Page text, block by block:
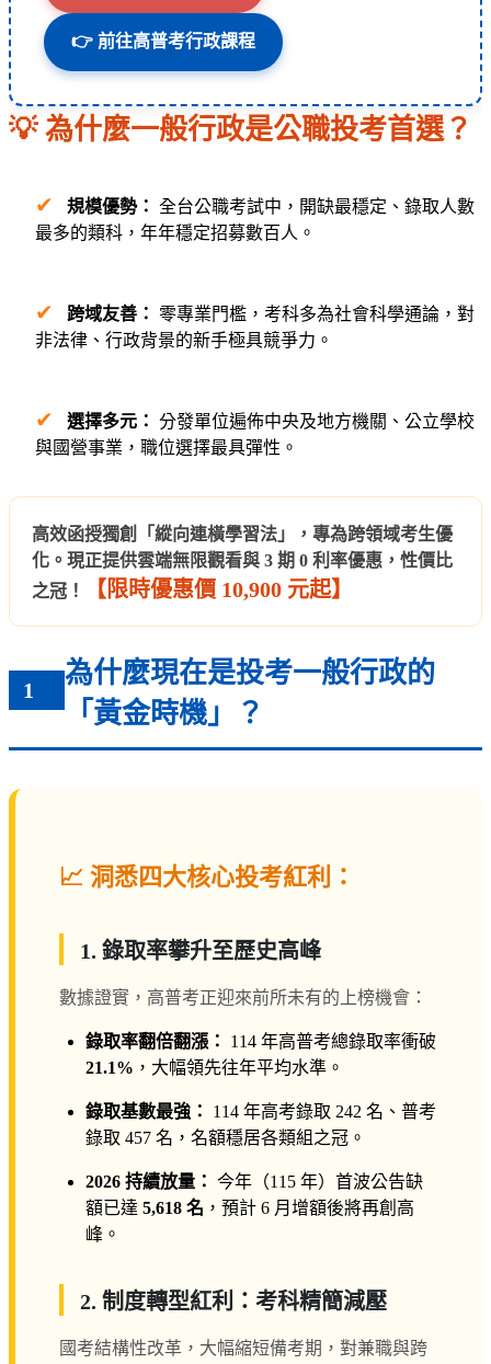
👉 前往高普考行政課程
💡 為什麼一般行政是公職投考首選？
✔ 規模優勢： 全台公職考試中，開缺最穩定、錄取人數
最多的類科，年年穩定招募數百人。
✔ 跨域友善：
零專業門檻，考科多為社會科學通論，對
非法律、行政背景的新手極具競爭力。
✔ 選擇多元： 分發單位遍佈中央及地方機關、公立學校
與國營事業，職位選擇最具彈性。
高效函授獨創「縱向連橫學習法」，專為跨領域考生優
化。現正提供雲端無限觀看與 3 期 0 利率優惠，性價比
之冠！
【限時優惠價 10,900 元起】
1
為什麼現在是投考一般行政的
「黃金時機」？
📈 洞悉四大核心投考紅利：
1. 錄取率攀升至歷史高峰
數據證實，高普考正迎來前所未有的上榜機會：
錄取率翻倍翻漲：
114 年高普考總錄取率衝破
21.1% ，大幅領先往年平均水準。
錄取基數最強：
114 年高考錄取 242 名、普考
錄取 457 名，名額穩居各類組之冠。
2026 持續放量： 今年（115 年）首波公告缺
額已達 5,618 名 ，預計 6 月增額後將再創高
峰。
2. 制度轉型紅利：考科精簡減壓
國考結構性改革，大幅縮短備考期，對兼職與跨